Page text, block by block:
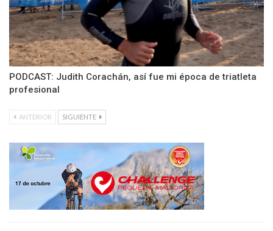
PODCAST: Judith Corachán, así fue mi época de triatleta
profesional
ANTERIOR SIGUIENTE